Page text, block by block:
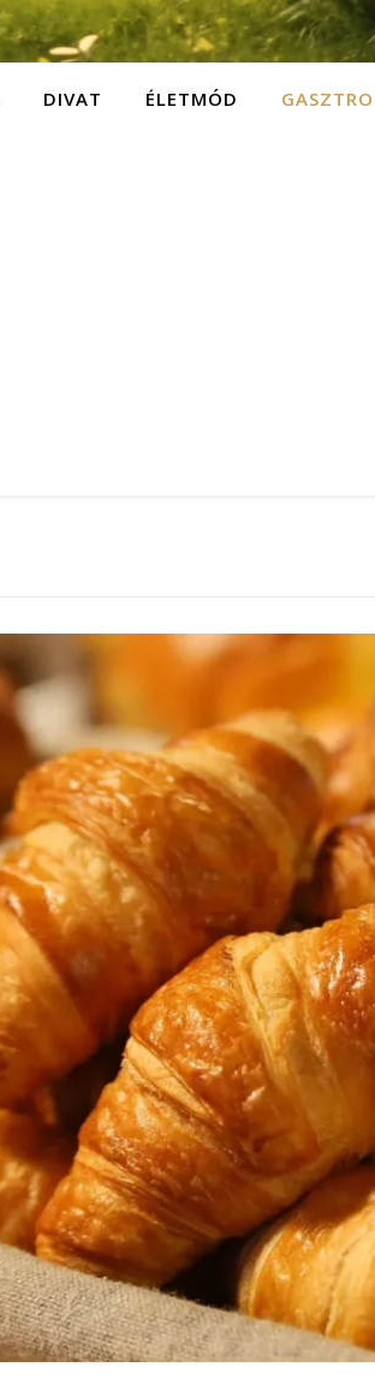
DIVAT ÉLETMÓD GASZTRO